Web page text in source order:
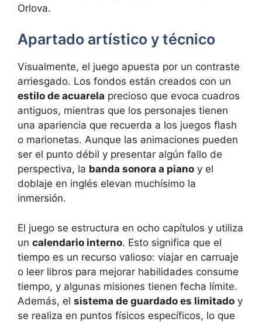
Orlova.
Apartado artístico y técnico
Visualmente, el juego apuesta por un contraste
arriesgado. Los fondos están creados con un
estilo de acuarela precioso que evoca cuadros
antiguos, mientras que los personajes tienen
una apariencia que recuerda a los juegos flash
o marionetas. Aunque las animaciones pueden
ser el punto débil y presentar algún fallo de
perspectiva, la banda sonora a piano y el
doblaje en inglés elevan muchísimo la
inmersión.
El juego se estructura en ocho capítulos y utiliza
un calendario interno. Esto significa que el
tiempo es un recurso valioso: viajar en carruaje
o leer libros para mejorar habilidades consume
tiempo, y algunas misiones tienen fecha límite.
Además, el sistema de guardado es limitado y
se realiza en puntos físicos específicos, lo que